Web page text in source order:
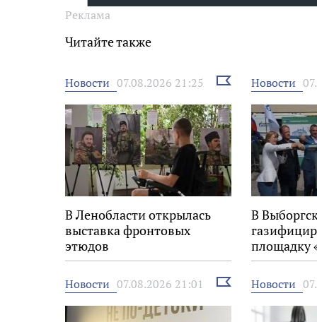
Реклама
Читайте также
Новости 07.08.2026 21:25
Выбрать
новость
В Ленобласти открылась
выставка фронтовых
этюдов
Новости
В
площадку
Новости 07.08.2026 21:01
Выбрать
новость
Новости